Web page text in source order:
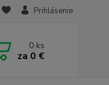
Prihlásenie
0 ks
za 0 €